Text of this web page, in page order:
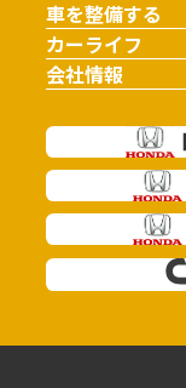
車を整備する
カーライフ
会社情報